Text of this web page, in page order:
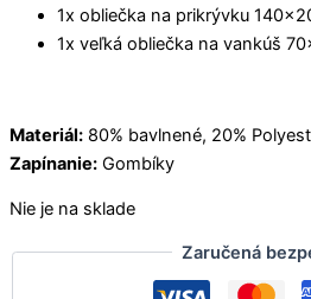
1x obliečka na prikrývku
1x veľká obliečka na vankúš
Materiál: 80% bavlnené, 20%
Zapínanie: Gombíky
Nie je na sklade
Zaručená